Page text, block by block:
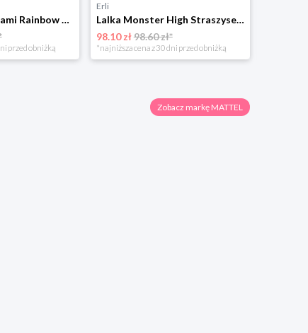
Lalka z akcesoriami Rainbow High Winter Wonderland Bella Parker 28cm 120827
przed obniżką
Erli
Lalka Monster High Straszysekrety OGRODOWE ZAGADKI DRACULAURA z Szafą HYT72
98.10 zł98.60 zł*
*najniższa cena z 30 dni przed obniżką
Zobacz markę MATTEL